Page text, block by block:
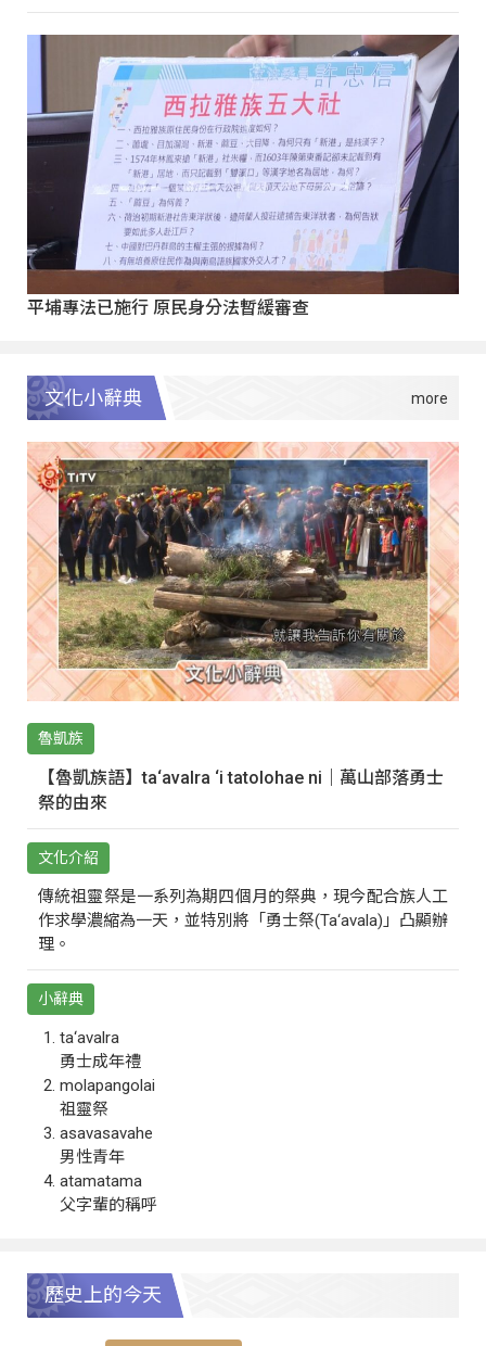
平埔專法已施行 原民身分法暫緩審查
文化小辭典
魯凱族
【魯凱族語】ta‘avalra ‘i tatolohae ni｜萬山部落勇士
祭的由來
文化介紹
傳統祖靈祭是一系列為期四個月的祭典，現今配合族人工
作求學濃縮為一天，並特別將「勇士祭(Ta‘avala)」凸顯辦
理。
小辭典
ta‘avalra
勇士成年禮
molapangolai
祖靈祭
asavasavahe
男性青年
atamatama
父字輩的稱呼
歷史上的今天